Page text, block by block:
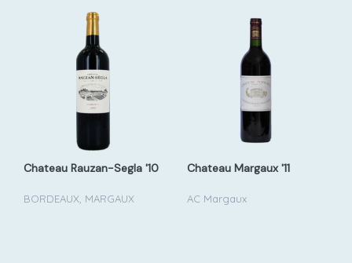
Chateau Rauzan-Segla '10
BORDEAUX, MARGAUX
Chateau Margaux '11
AC Margaux